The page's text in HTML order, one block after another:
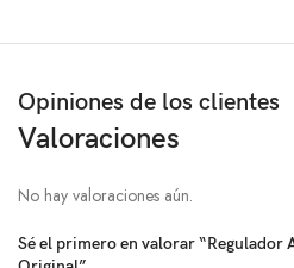
Opiniones de los clientes
Valoraciones
No hay valoraciones aún.
Sé el primero en valorar “Regulador